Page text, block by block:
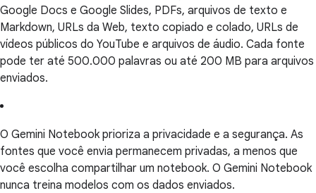
Google Docs e Google Slides, PDFs, arquivos de texto e
Markdown, URLs da Web, texto copiado e colado, URLs de
vídeos públicos do YouTube e arquivos de áudio. Cada fonte
pode ter até 500.000 palavras ou até 200 MB para arquivos
enviados.
O Gemini Notebook prioriza a privacidade e a segurança. As
fontes que você envia permanecem privadas, a menos que
você escolha compartilhar um notebook. O Gemini Notebook
nunca treina modelos com os dados enviados.